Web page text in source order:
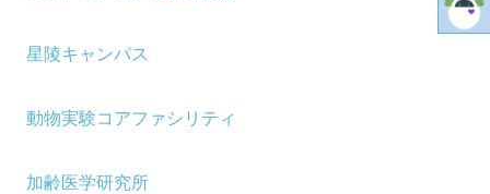
星陵キャンパス
動物実験コアファシリティ
加齢医学研究所